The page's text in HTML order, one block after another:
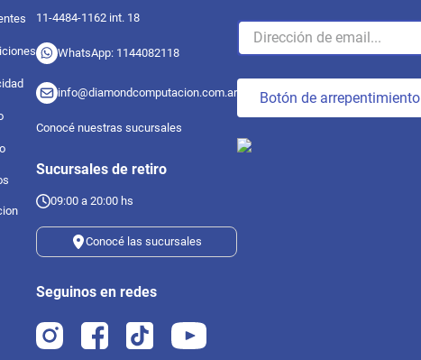
11-4484-1162 int. 18
WhatsApp: 1144082118
info@diamondcomputacion.com.ar
Conocé nuestras sucursales
Sucursales de retiro
09:00 a 20:00 hs
Conocé las sucursales
Seguinos en redes
Botón de arrepentimiento